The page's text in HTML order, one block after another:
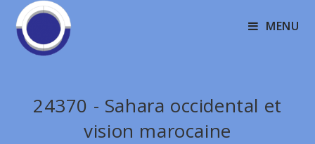
MENU
24370 - Sahara occidental et
vision marocaine